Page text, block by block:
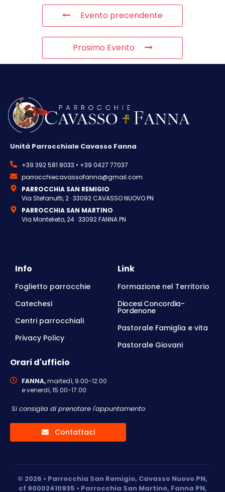
Evento precendente
Prosimo Evento
Unità Parrocchiale Cavasso Fanna
+39 392 581 8033 • +39 0427 77037
parrocchiecavassofanna@gmail.com
PARROCCHIA SAN REMIGIO
Via Stefanutti, 2 · 33092 CAVASSO NUOVO PN
PARROCCHIA SAN MARTINO
Via Montelieto, 24 · 33092 FANNA PN
Info
Foglietto parrocchie
Catechesi
Centri parrocchiali
Privacy Policy
Link
Formazione nel Territorio
Diocesi Concordia-
Pordenone
Pastorale Famiglia e vita
Pastorale Giovani
Orari d'ufficio
FANNA,martedì, 9.00-12.00
e venerdì, 15.00-17.00
Si consiglia di prenotare l'appuntamento
Contattaci
© 2026 • Parrocchia San Remigio, Cavasso Nuovo PN,
cf 90002410935 • Parrocchia San Martino, Fanna PN,